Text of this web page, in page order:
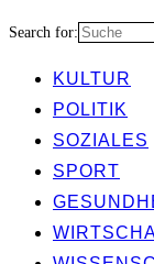
Search for:
KUL­TUR
POLI­TIK
SOZIA­LES
SPORT